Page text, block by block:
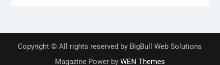
Copyright © All rights reserved by BigBull Web Solutions
Magazine Power by WEN Themes